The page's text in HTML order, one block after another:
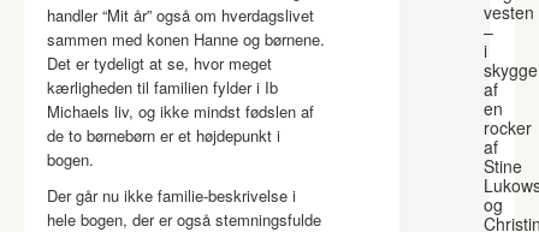
handler “Mit år” også om hverdagslivet
sammen med konen Hanne og børnene.
Det er tydeligt at se, hvor meget
kærligheden til familien fylder i Ib
Michaels liv, og ikke mindst fødslen af
de to børnebørn er et højdepunkt i
bogen.
Der går nu ikke familie-beskrivelse i
hele bogen, der er også stemningsfulde
vesten
–
i
af
en
rocker
af
Stine
og